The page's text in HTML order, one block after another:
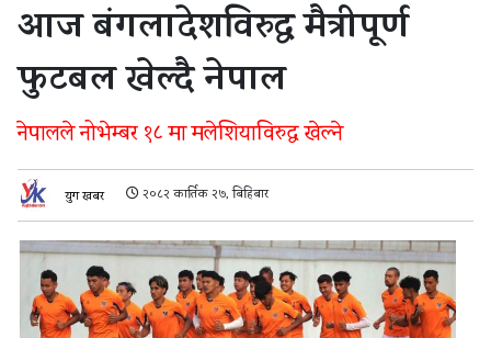
आज बंगलादेशविरुद्ध मैत्रीपूर्ण
फुटबल खेल्दै नेपाल
नेपालले नोभेम्बर १८ मा मलेशियाविरुद्ध खेल्ने
युग खबर २०८२ कार्तिक २७, बिहिबार